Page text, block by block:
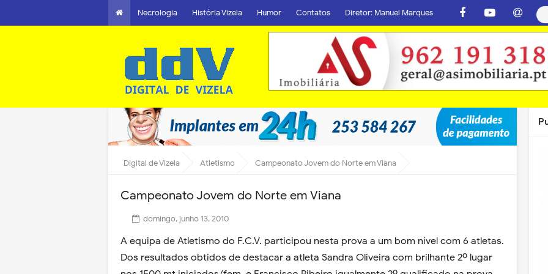
Necrologia História Vizela Humor Contatos Diretor: Manuel Marques
Digital de Vizela Atletismo Campeonato Jovem do Norte em Viana
Campeonato Jovem do Norte em Viana
domingo, junho 13, 2010
A equipa de Atletismo do F.C.V. participou nesta prova a um bom nível com 6 atletas.
Dos resultados obtidos de destacar a atleta Sandra Oliveira com brilhante 2º lugar